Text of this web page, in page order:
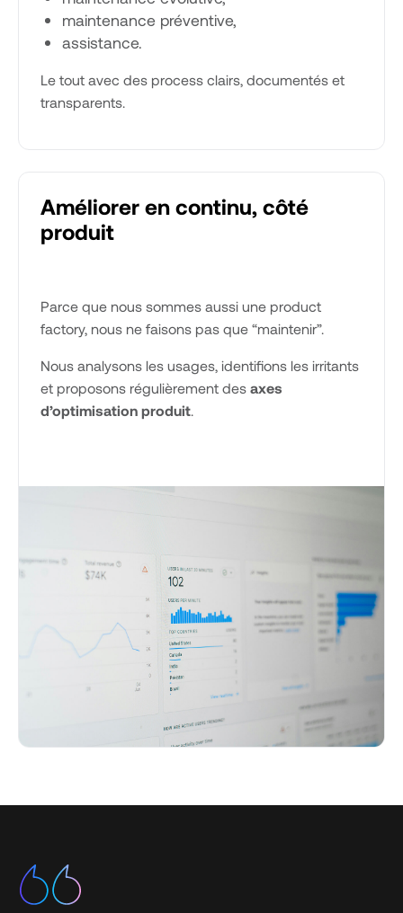
maintenance préventive,
assistance.
Le tout avec des process clairs, documentés et
transparents.
Améliorer en continu, côté
produit
Parce que nous sommes aussi une product
factory, nous ne faisons pas que “maintenir”.
Nous analysons les usages, identifions les irritants
et proposons régulièrement des axes
d’optimisation produit